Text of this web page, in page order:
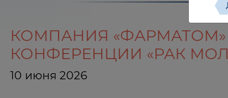
КОМПАНИЯ
КОНФЕРЕНЦИИ «РАК
10 июня 2026